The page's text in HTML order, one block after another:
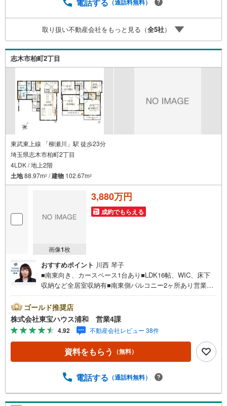
マイカーでも安心！2.チャイルドスペース、授乳室、ベビ
ーベッド完備3.他にもファミリーに優しい『あったら良い
な』がここにある！ミルク用浄水サーバー、紙おむつ、ア
メニティ、大型個室2部屋、各ブースモニター等
（通話料無料）
取り扱い不動産会社をもっと見る（全5社）
志木市柏町2丁目
東武東上線 「柳瀬川」駅 徒歩23分
埼玉県志木市柏町2丁目
4LDK / 地上2階
土地88.97m2 /建物 102.67m2
画像1枚
3,880万円
成約でもらえる
おすすめポイント 川西 琴子
■南東向き、カースペース1台あり■LDK16帖、WIC、床下
収納など全居室収納有■南東側バルコニー2ヶ所あり営業時
お問い合わせがスムーズにご案内できますぜひお気軽にご
連絡下さい！東宝ハウスライフソリューションズグルー
プ 東宝ハウス浦和 特別提携金利〔一例〕東宝ハウス浦
和の住宅ローン■変動金利全期間引下げプラン⇒住宅ローン
金利優遇割の最大適用《0.89％》と某信用金庫金利1.275％
の比較借入金4000万円返済期間35年の総返済額の差額:303
TOHO HOUSE CLUBで生涯の安心をお届け◇東宝ハウスの
つけサポート、Club Offプレミアムなど多彩なサービスがご
ゴールド推奨店
株式会社東宝ハウス浦和 営業4課
4.92 不動産会社レビュー 38件
資料をもらう （無料）
電話する （通話料無料）